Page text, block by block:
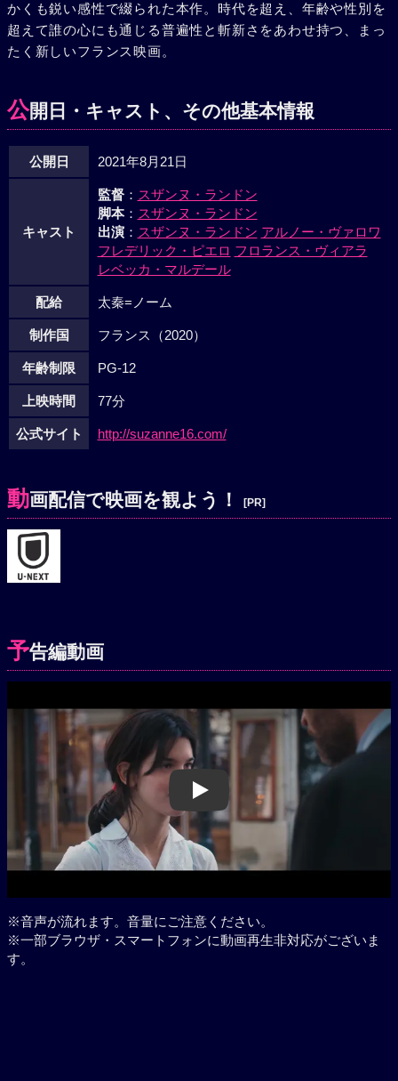
かくも鋭い感性で綴られた本作。時代を超え、年齢や性別を
超えて誰の心にも通じる普遍性と斬新さをあわせ持つ、まっ
たく新しいフランス映画。
公開日・キャスト、その他基本情報
公開日 2021年8月21日
キャスト
監督： スザンヌ・ランドン
脚本： スザンヌ・ランドン
出演： スザンヌ・ランドン アルノー・ヴァロワ
フレデリック・ピエロ フロランス・ヴィアラ
レベッカ・マルデール
配給 太秦=ノーム
制作国 フランス（2020）
年齢制限 PG-12
上映時間 77分
公式サイト http://suzanne16.com/
動画配信で映画を観よう！ [PR]
予告編動画
Play
※音声が流れます。音量にご注意ください。
※一部ブラウザ・スマートフォンに動画再生非対応がございま
す。